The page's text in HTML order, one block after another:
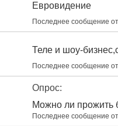
Евровидение
Последнее сообщение от
Теле и шоу-
Последнее сообщение от
Опрос:
Можно ли прожить
Последнее сообщение от